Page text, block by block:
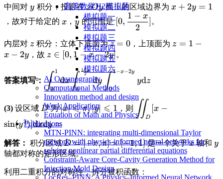
高等数学H2模拟题
模拟题一
模拟题二
模拟题三
模拟题四
模拟题五
模拟题六
AI Oceanography
Computational Methods
Innovation method and design
Work Application
Equation of Math and Physics
Publications
MTN-PINN: integrating multi-dimensional Taylor
network with physics-informed neural networks for
solving nonlinear partial differential equations
Constraint-Aware Core-Cavity Generation Method for
Injection Mold Design
LocRes–PINN: A Physics–Informed Neural Network
中间对 \displaystyle
y
y 积分：投影在\displaystyle
xOy
xOy面上的区域边界为 \displaystyle
x + 2y = 1
，故对于给定的 \displaystyle
x
x ， \displaystyle
y
y 的范围是\displaystyle
[0, \frac{1-
x}{2}]
[0,
2
1 − x
] 。
内层对 \displaystyle
z
z积分：立体下底面为\displaystyle
z=0
z = 0 ，上顶面为 \displaystyle
z = 1 −
x − 2y ，故 \displaystyle
z \in [0, 1-x-
2y]
z ∈ [0, 1 − x −2y]。
答案填写：
\displaystyle
\int_0^1
\text{d}x
\int_0^{\frac{1-
x}{2}}
\text{d}y
\int_0^{1-x-2y}
y \text{d}z
∫0
1
dx∫0
2
1 −x
dy ∫0
1−x−2y
ydz
(3) 设区域 \displaystyle
D
D为\displaystyle
|x| \leqslant
\pi, |y|
\leqslant 1
∣x∣ ⩽ π,∣y∣ ⩽ 1 ，则
\displaystyle \iint_D
∬D
[x −
sin(y3)]dxdy =
解答： 积分区域\displaystyle
D = [-\pi,
\pi] \times
[-1, 1]
D = [−π,π]×[−1,1]是一个关于x轴和y
轴都对称的矩形区域。
利用二重积分的对称性，拆分被积函数：